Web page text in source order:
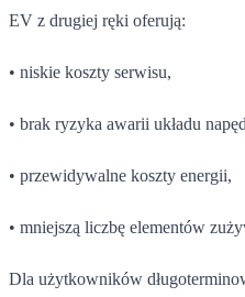
EV z drugiej ręki oferują:
• niskie koszty serwisu,
• brak ryzyka awarii układu
• przewidywalne koszty energii,
• mniejszą liczbę elementów
Dla użytkowników